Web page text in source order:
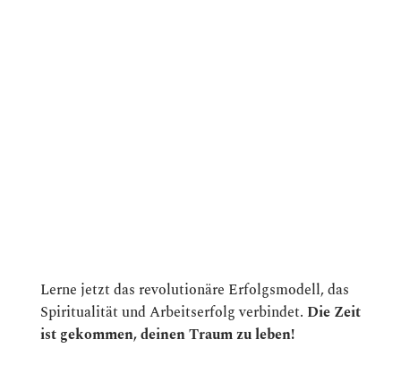
Lerne jetzt das revolutionäre Erfolgsmodell, das
Spiritualität und Arbeitserfolg verbindet. Die Zeit
ist gekommen, deinen Traum zu leben!